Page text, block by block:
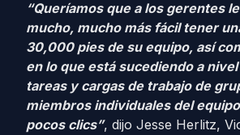
“Queríamos que a los gerentes
mucho, mucho más fácil tener
30,000 pies de su equipo, así
en lo que está sucediendo a
tareas y cargas de trabajo de
miembros individuales del
pocos clics”, dijo Jesse Herlitz,